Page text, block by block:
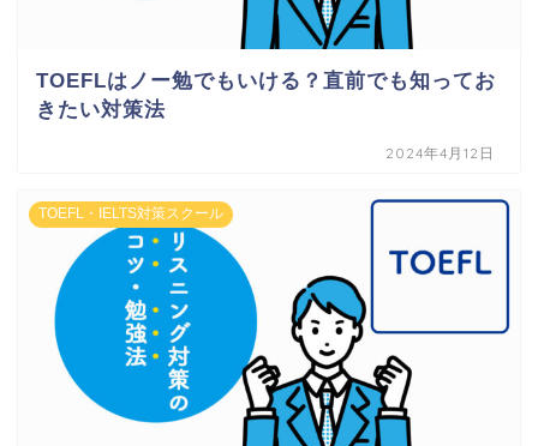
TOEFLはノー勉でもいける？直前でも知ってお
きたい対策法
2024年4月12日
TOEFL・IELTS対策スクール